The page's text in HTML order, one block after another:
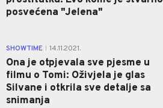
posvećena "Jelena"
SHOWTIME 14.11.2021.
Ona je otpjevala sve pjesme u
filmu o Tomi: Oživjela je glas
Silvane i otkrila sve detalje sa
snimanja